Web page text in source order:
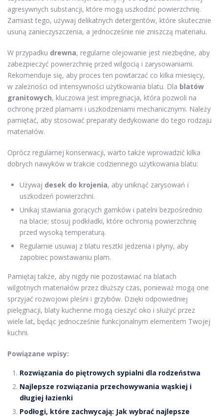
agresywnych substancji, które mogą uszkodzić powierzchnię.
Zamiast tego, używaj delikatnych detergentów, które skutecznie
usuną zanieczyszczenia, a jednocześnie nie zniszczą materiału.
W przypadku drewna, regularne olejowanie jest niezbędne, aby
zabezpieczyć powierzchnię przed wilgocią i zarysowaniami.
Rekomenduje się, aby proces ten powtarzać co kilka miesięcy,
w zależności od intensywności użytkowania blatu. Dla blatów
granitowych, kluczowa jest impregnacja, która pozwoli na
ochronę przed plamami i uszkodzeniami mechanicznymi. Należy
pamiętać, aby stosować preparaty dedykowane do tego rodzaju
materiałów.
Oprócz regularnej konserwacji, warto także wprowadzić kilka
dobrych nawyków w trakcie codziennego użytkowania blatu:
Używaj desek do krojenia, aby uniknąć zarysowań i
uszkodzeń powierzchni.
Unikaj stawiania gorących garnków i patelni bezpośrednio
na blacie; stosuj podkładki, które ochronią powierzchnię
przed wysoką temperaturą.
Regularnie usuwaj z blatu resztki jedzenia i płyny, aby
zapobiec powstawaniu plam.
Pamiętaj także, aby nigdy nie pozostawiać na blatach
wilgotnych materiałów przez dłuższy czas, ponieważ mogą one
sprzyjać rozwojowi pleśni i grzybów. Dzięki odpowiedniej
pielęgnacji, blaty kuchenne mogą cieszyć oko i służyć przez
wiele lat, będąc jednocześnie funkcjonalnym elementem Twojej
kuchni.
Powiązane wpisy:
Rozwiązania do piętrowych sypialni dla rodzeństwa
Najlepsze rozwiązania przechowywania wąskiej i
długiej łazienki
Podłogi, które zachwycają: Jak wybrać najlepsze